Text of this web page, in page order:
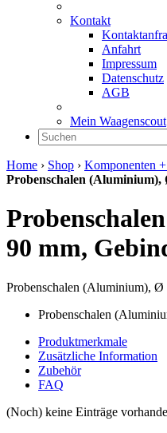
Kontakt
Anfahrt
Impressum
Datenschutz
AGB
Mein Waagenscout
Home › Shop › Komponenten
Probenschalen (Aluminium),
90 mm,
Probenschalen (Aluminium),
Probenschalen
Produktmerkmale
Zusätzliche Information
Zubehör
FAQ
(Noch) keine Einträge